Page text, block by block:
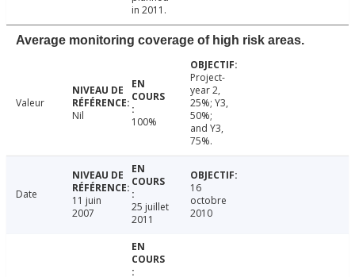
in 2011.
Average monitoring coverage of high risk areas.
Valeur
Nil
100%
Project-
year 2,
25%; Y3,
50%;
and Y3,
75%.
Date
11 juin
2007
25 juillet
2011
16
octobre
2010